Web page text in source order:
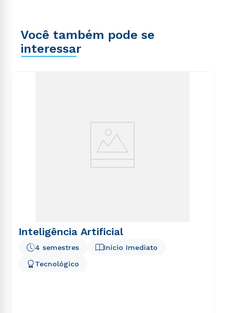
Você também pode se
interessar
Inteligência Artificial
Início Imediato
4 semestres
Tecnológico